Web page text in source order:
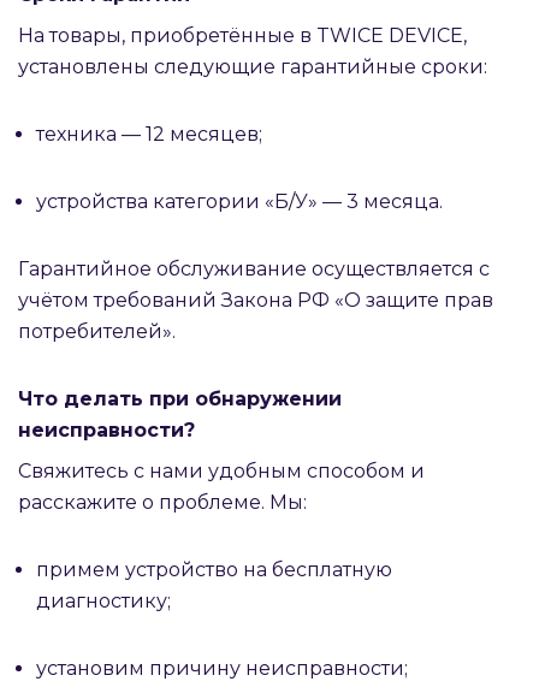
На товары, приобретённые в TWICE DEVICE,
установлены следующие гарантийные сроки:
техника — 12 месяцев;
устройства категории «Б/У» — 3 месяца.
Гарантийное обслуживание осуществляется с
учётом требований Закона РФ «О защите прав
потребителей».
Что делать при обнаружении
неисправности?
Свяжитесь с нами удобным способом и
расскажите о проблеме. Мы:
примем устройство на бесплатную
диагностику;
установим причину неисправности;